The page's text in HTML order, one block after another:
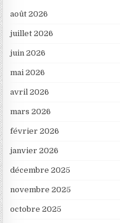
août 2026
juillet 2026
juin 2026
mai 2026
avril 2026
mars 2026
février 2026
janvier 2026
décembre 2025
novembre 2025
octobre 2025